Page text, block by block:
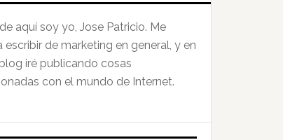
aquí soy yo, Jose Patricio. Me
escribir de marketing en general, y en
iré publicando cosas
con el mundo de Internet.